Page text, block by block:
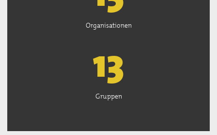
Organisationen
13
Gruppen